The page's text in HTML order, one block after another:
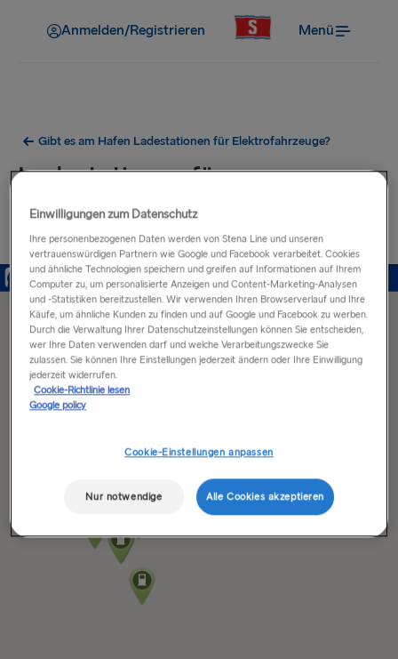
Anmelden/Registrieren Menü
Gibt es am Hafen Ladestationen für Elektrofahrzeuge?
Ladestationen für
Elektrofahrzeuge in der Nähe
des Hafens von Frederikshavn
Einwilligungen zum Datenschutz
Ihre personenbezogenen Daten werden von Stena Line und unseren
vertrauenswürdigen Partnern wie Google und Facebook verarbeitet. Cookies
und ähnliche Technologien speichern und greifen auf Informationen auf Ihrem
Computer zu, um personalisierte Anzeigen und Content-Marketing-Analysen
und -Statistiken bereitzustellen. Wir verwenden Ihren Browserverlauf und Ihre
Käufe, um ähnliche Kunden zu finden und auf Google und Facebook zu werben.
Durch die Verwaltung Ihrer Datenschutzeinstellungen können Sie entscheiden,
wer Ihre Daten verwenden darf und welche Verarbeitungszwecke Sie
zulassen. Sie können Ihre Einstellungen jederzeit ändern oder Ihre Einwilligung
jederzeit widerrufen.
Cookie-Richtlinie lesen
Google policy
Cookie-Einstellungen anpassen
Nur notwendige Alle Cookies akzeptieren